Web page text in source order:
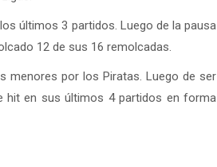
últimos 3 partidos. Luego de la pausa
12 de sus 16 remolcadas.
menores por los Piratas. Luego de ser
hit en sus últimos 4 partidos en forma